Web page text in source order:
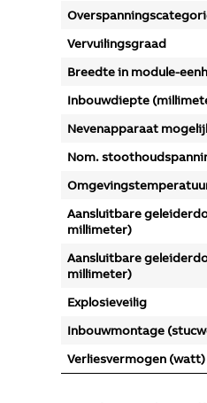
Vervuilingsgraad
Breedte in module-
Inbouwdiepte
Nevenapparaat
Nom.
Aansluitbare
millimeter)
Aansluitbare
millimeter)
Explosieveilig
Inbouwmontage
Verliesvermogen (watt)